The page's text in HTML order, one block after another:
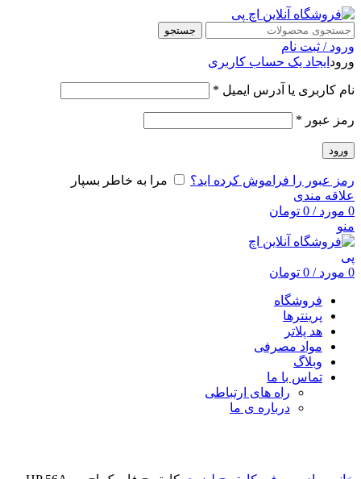
جستجو
ورود / ثبت نام
ورود ایجاد یک حساب کاربری
نام کاربری یا آدرس ایمیل *
رمز عبور *
ورود
رمز عبور را فراموش کرده اید؟
مرا به خاطر بسپار
علاقه مندی
0 مورد /
0 تومان
منو
0 مورد /
0 تومان
فروشگاه
پرینترها
هد پلاتر
مواد مصرفی
وبلاگ
تماس با ما
راه های ارتباطی
درباره ی ما